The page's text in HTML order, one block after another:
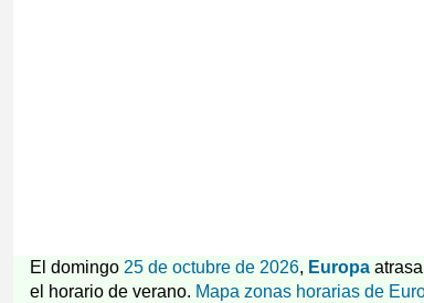
El domingo 25 de octubre de 2026, Europa
el horario de verano. Mapa zonas horarias de